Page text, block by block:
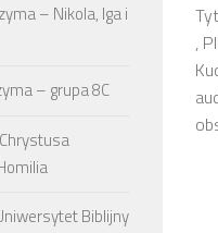
,
– Nikola, Iga i
– grupa 8C
Biblijny